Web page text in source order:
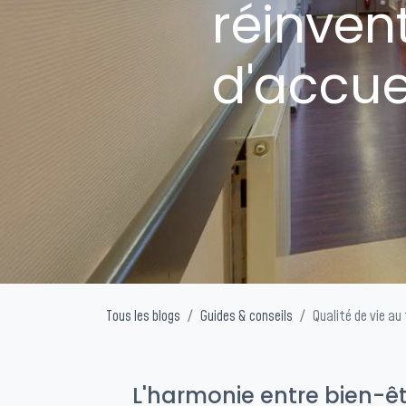
Tous les blogs Guides & conseils Qualité de vie
L'harmonie entre bien-